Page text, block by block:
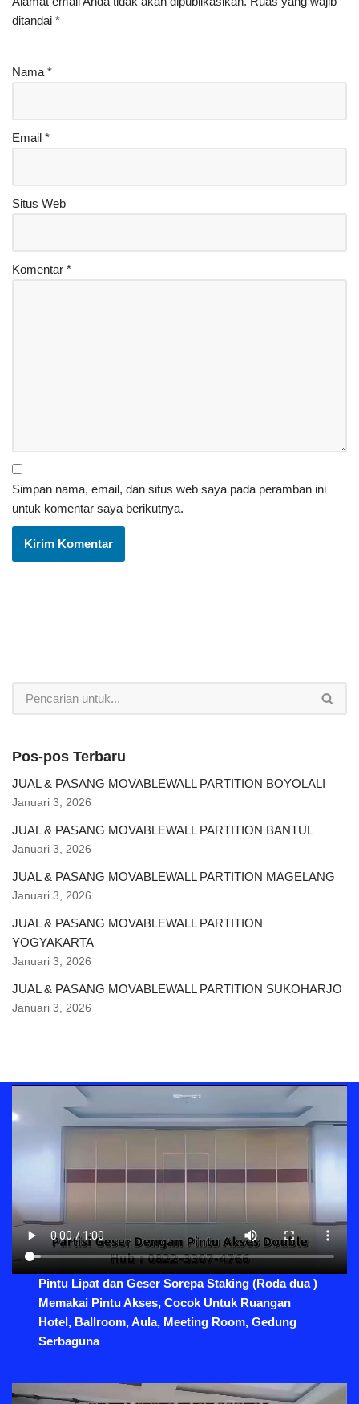
ditandai *
Nama *
Email *
Situs Web
Komentar *
Simpan nama, email, dan situs web saya pada peramban ini
untuk komentar saya berikutnya.
Pos-pos Terbaru
JUAL & PASANG MOVABLEWALL PARTITION BOYOLALI
Januari 3, 2026
JUAL & PASANG MOVABLEWALL PARTITION BANTUL
Januari 3, 2026
JUAL & PASANG MOVABLEWALL PARTITION MAGELANG
Januari 3, 2026
JUAL & PASANG MOVABLEWALL PARTITION
YOGYAKARTA
Januari 3, 2026
JUAL & PASANG MOVABLEWALL PARTITION SUKOHARJO
Januari 3, 2026
Pintu Lipat dan Geser Sorepa Staking (Roda dua )
Memakai Pintu Akses, Cocok Untuk Ruangan
Hotel, Ballroom, Aula, Meeting Room, Gedung
Serbaguna